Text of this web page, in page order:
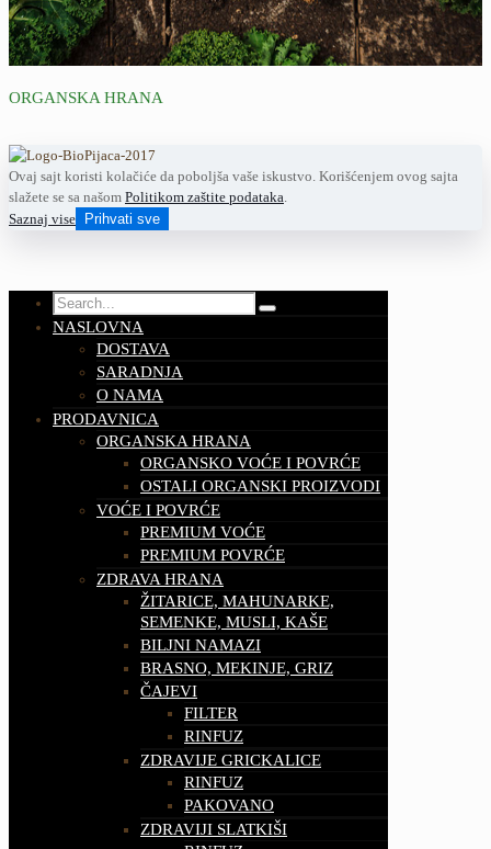
ORGANSKA HRANA
Ovaj sajt koristi kolačiće da poboljša vaše iskustvo. Korišćenjem ovog sajta
slažete se sa našom Politikom zaštite podataka
Saznaj vise
Prihvati sve
NASLOVNA
DOSTAVA
SARADNJA
O NAMA
PRODAVNICA
ORGANSKA HRANA
ORGANSKO VOĆE I POVRĆE
OSTALI ORGANSKI PROIZVODI
VOĆE I POVRĆE
PREMIUM VOĆE
PREMIUM POVRĆE
ZDRAVA HRANA
ŽITARICE, MAHUNARKE,
SEMENKE, MUSLI, KAŠE
BILJNI NAMAZI
BRASNO, MEKINJE, GRIZ
ČAJEVI
FILTER
RINFUZ
ZDRAVIJE GRICKALICE
RINFUZ
PAKOVANO
ZDRAVIJI SLATKIŠI